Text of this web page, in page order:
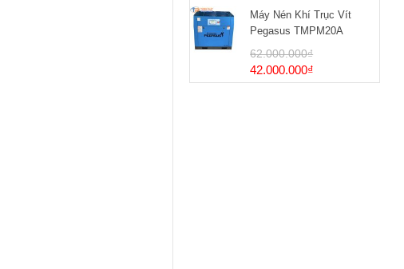
Máy Nén Khí Trục Vít
Pegasus TMPM20A
62.000.000₫
Giá
gốc
42.000.000₫
hiện